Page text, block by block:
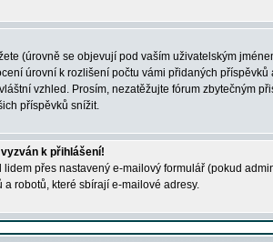
(úrovně se objevují pod vaším uživatelským
úrovní k rozlišení počtu vámi přidaných
vzhled. Prosím, nezatěžujte fórum zbytečným
příspěvků snížit.
k přihlášení!
přes nastavený e-mailový formulář (pokud
robotů, které sbírají e-mailové adresy.